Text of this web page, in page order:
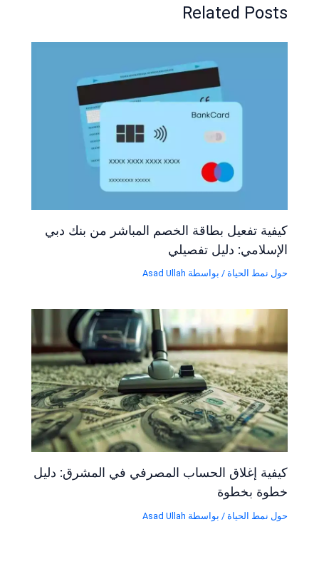
Related Posts
كيفية تفعيل بطاقة الخصم المباشر من بنك دبي
الإسلامي: دليل تفصيلي
حول نمط الحياة / بواسطة Asad Ullah
كيفية إغلاق الحساب المصرفي في المشرق: دليل
خطوة بخطوة
حول نمط الحياة / بواسطة Asad Ullah